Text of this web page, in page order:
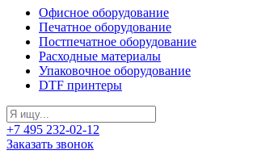
Офисное оборудование
Печатное оборудование
Постпечатное оборудование
Расходные материалы
Упаковочное оборудование
DTF принтеры
+7 495 232-02-12
Заказать звонок